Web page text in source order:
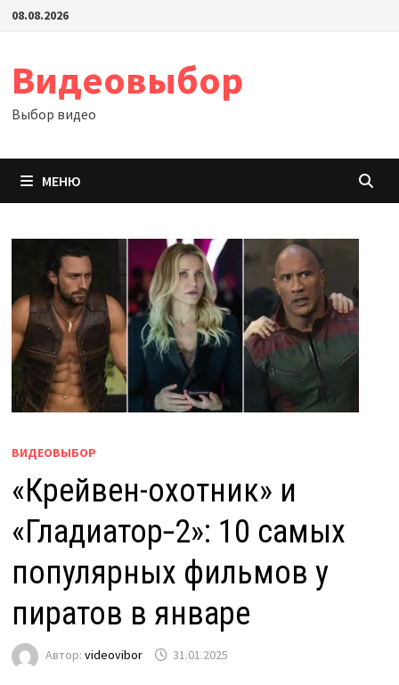
Перейти
08.08.2026
Видеовыбор
Выбор видео
МЕНЮ
ВИДЕОВЫБОР
«Крейвен-охотник» и
«Гладиатор‑2»: 10 самых
популярных фильмов у
пиратов в январе
Автор: videovibor 31.01.2025